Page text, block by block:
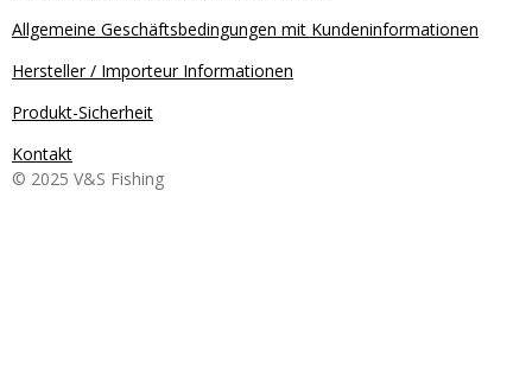
Allgemeine Geschäftsbedingungen mit Kundeninformationen
Hersteller / Importeur Informationen
Produkt-Sicherheit
Kontakt
© 2025 V&S Fishing